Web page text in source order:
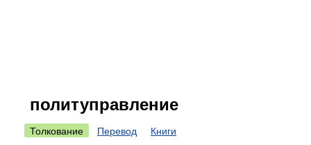
политуправление
Толкование Перевод Книги